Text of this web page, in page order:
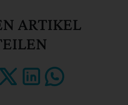
ARTIKEL